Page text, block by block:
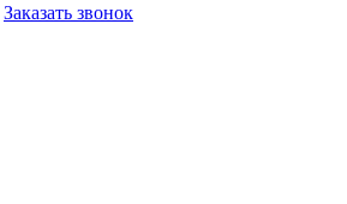
Заказать звонок